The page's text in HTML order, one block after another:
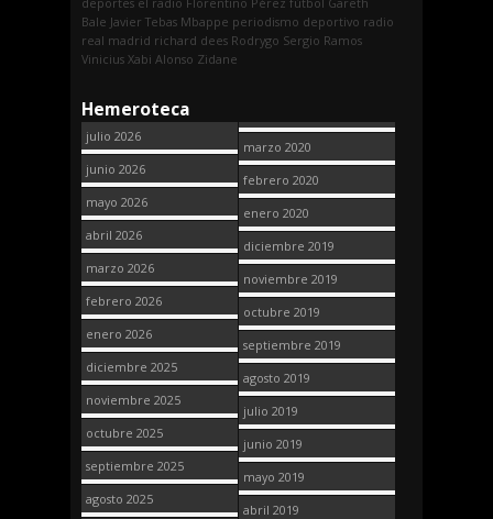
Bale Javier Tebas Mbappe periodismo deportivo radio
real madrid richard dees Rodrygo Sergio Ramos
Vinicius Xabi Alonso Zidane
Hemeroteca
julio 2026
junio 2026
mayo 2026
abril 2026
marzo 2026
febrero 2026
enero 2026
diciembre 2025
noviembre 2025
octubre 2025
septiembre 2025
agosto 2025
marzo 2020
febrero 2020
enero 2020
diciembre 2019
noviembre 2019
octubre 2019
septiembre 2019
agosto 2019
julio 2019
junio 2019
mayo 2019
abril 2019